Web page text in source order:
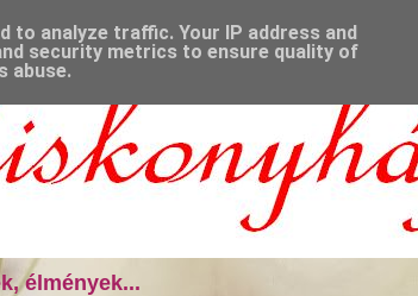
élmények...
analyze traffic. Your IP address and
security metrics to ensure quality of
abuse.